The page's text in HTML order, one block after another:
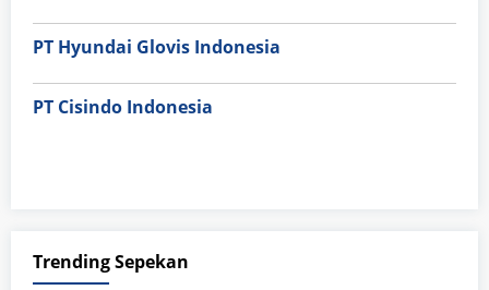
PT Hyundai Glovis Indonesia
PT Cisindo Indonesia
Trending Sepekan